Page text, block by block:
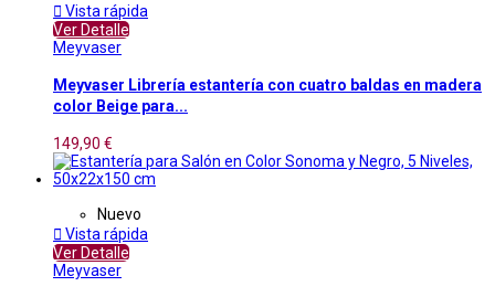
 Vista rápida
Ver Detalle
Meyvaser
Meyvaser Librería estantería con cuatro baldas en madera
color Beige para...
149,90 €
Nuevo
 Vista rápida
Ver Detalle
Meyvaser